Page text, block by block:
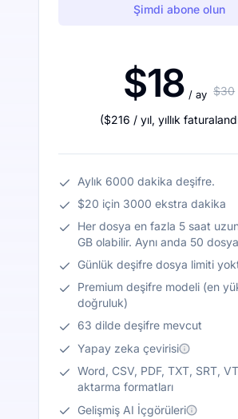
Şimdi abone olun
$18 / ay $30
($216 / yıl, yıllık
Aylık 6000 dakika deşifre.
$20 için 3000 ekstra dakika
Her dosya en fazla 5 saat
GB olabilir. Aynı anda 50
Günlük deşifre dosya limiti
Premium deşifre modeli (en
doğruluk)
63 dilde deşifre mevcut
Yapay zeka çevirisi
Word, CSV, PDF, TXT, SRT,
aktarma formatları
Gelişmiş AI İçgörüleri